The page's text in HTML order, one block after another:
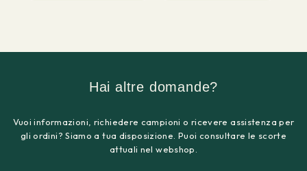
Hai altre domande?
Vuoi informazioni, richiedere campioni o ricevere assistenza per
gli ordini? Siamo a tua disposizione. Puoi consultare le scorte
attuali nel webshop.